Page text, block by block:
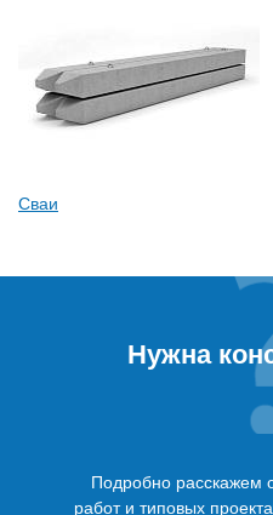
Сваи
Нужна
Подробно расскажем
работ и типовых